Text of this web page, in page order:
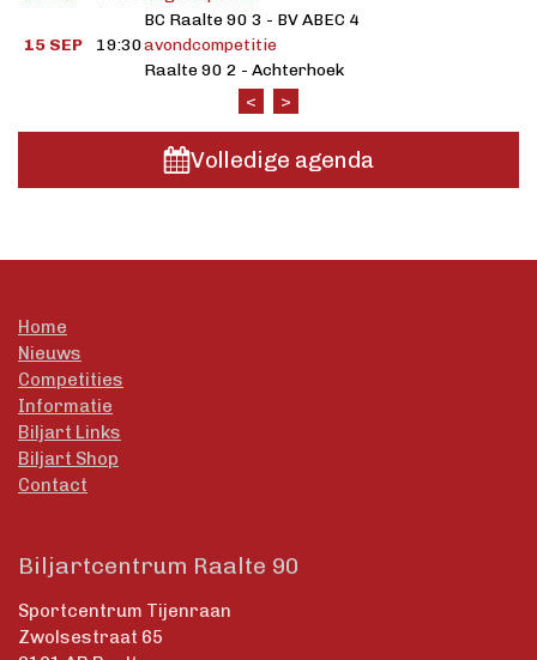
BC Raalte 90 3 - BV ABEC 4
15 SEP
19:30avondcompetitie
Raalte 90 2 - Achterhoek
<
>
Volledige agenda
Home
Nieuws
Competities
Informatie
Biljart Links
Biljart Shop
Contact
Biljartcentrum Raalte 90
Sportcentrum Tijenraan
Zwolsestraat 65